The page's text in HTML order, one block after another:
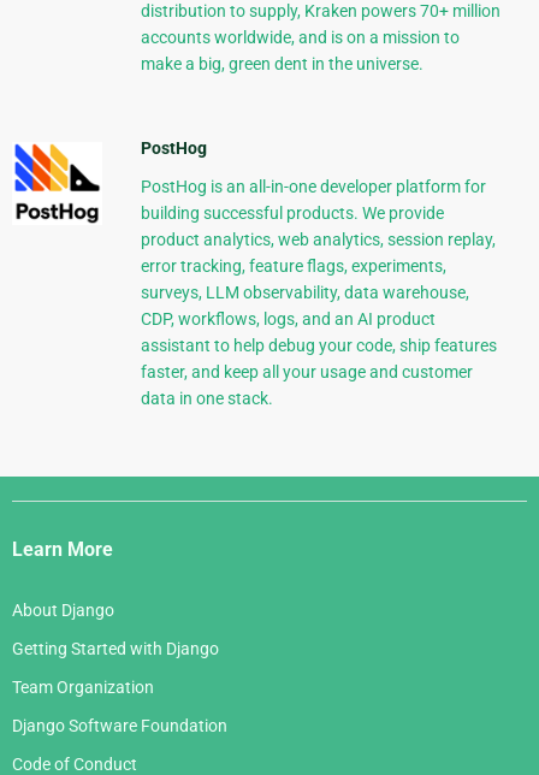
distribution to supply, Kraken powers 70+ million
accounts worldwide, and is on a mission to
make a big, green dent in the universe.
PostHog
PostHog is an all-in-one developer platform for
building successful products. We provide
product analytics, web analytics, session replay,
error tracking, feature flags, experiments,
surveys, LLM observability, data warehouse,
CDP, workflows, logs, and an AI product
assistant to help debug your code, ship features
faster, and keep all your usage and customer
data in one stack.
Django
Links
Learn More
About Django
Getting Started with Django
Team Organization
Django Software Foundation
Code of Conduct